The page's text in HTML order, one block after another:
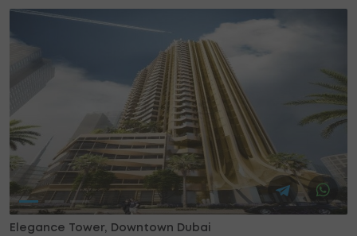
Elegance Tower, Downtown Dubai